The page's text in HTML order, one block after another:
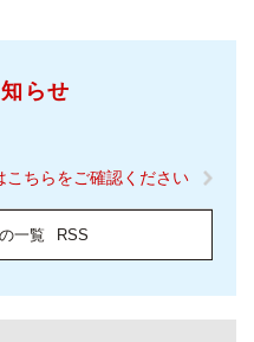
らせ
ちらをご確認ください
一覧 RSS